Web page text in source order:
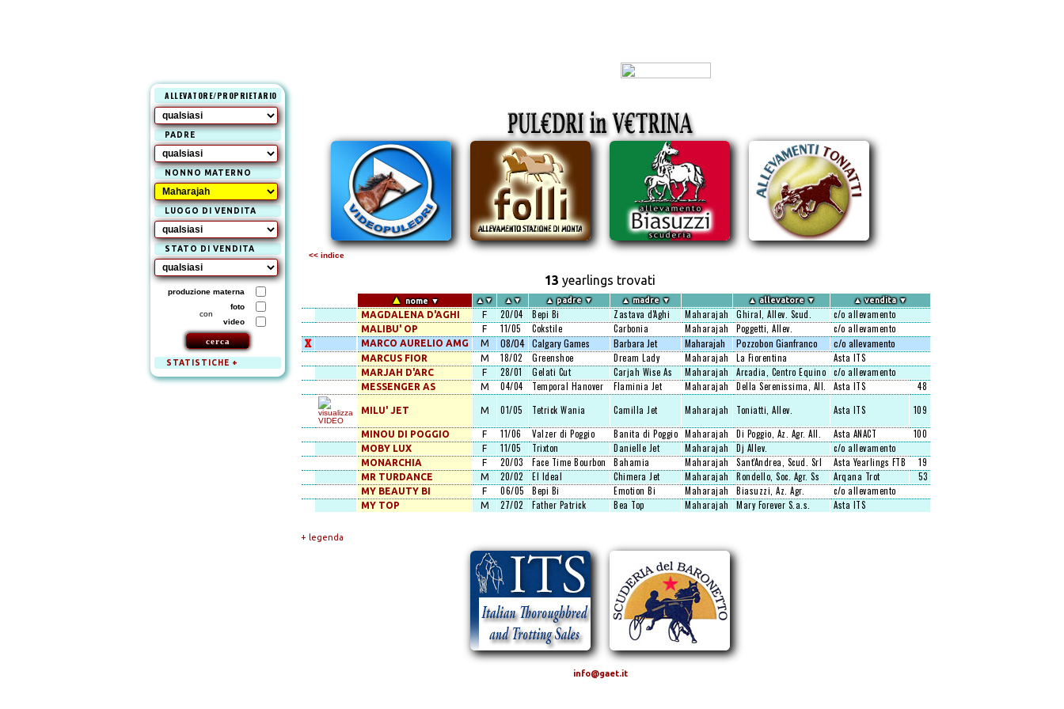
ALLEVATORE/PROPRIETARIO
PADRE
NONNO MATERNO
LUOGO DI VENDITA
STATO DI VENDITA
produzione materna
con
foto
video
STATISTICHE +
<< indice
13 yearlings trovati
▲ nome ▼ ▲▼ ▲▼ ▲ padre ▼ ▲ madre ▼ ▲ allevatore ▼ ▲vendita▼
MAGDALENA D'AGHI F 20/04 Bepi Bi Zastava d'Aghi Maharajah Ghiral, Allev. Scud. c/o allevamento
MALIBU' OP F 11/05 Cokstile Carbonia Maharajah Poggetti, Allev.
c/o allevamento
X
MARCO AURELIO AMG M 08/04 Calgary Games Barbara Jet Maharajah Pozzobon Gianfranco c/o allevamento
MARCUS FIOR M 18/02 Greenshoe Dream Lady Maharajah La Fiorentina Asta ITS
MARJAH D'ARC F 28/01 Gelati Cut Carjah Wise As Maharajah Arcadia, Centro Equino c/o allevamento
MESSENGER AS M 04/04 Temporal Hanover Flaminia Jet Maharajah Della Serenissima, All. Asta ITS 48
MILU' JET M 01/05 Tetrick Wania Camilla Jet Maharajah Toniatti, Allev. Asta ITS 109
MINOU DI POGGIO F 11/06 Valzer di Poggio Banita di Poggio Maharajah Di Poggio, Az. Agr. All. Asta ANACT 100
MOBY LUX F 11/05 Trixton Danielle Jet Maharajah Dj Allev. c/o allevamento
MONARCHIA F 20/03 Face Time Bourbon Bahamia Maharajah Sant'Andrea, Scud. Srl Asta Yearlings FTB 19
MR TURDANCE M 20/02 El Ideal Chimera Jet Maharajah Rondello, Soc. Agr. Ss Arqana Trot 53
MY BEAUTY BI F 06/05 Bepi Bi Emotion Bi Maharajah Biasuzzi, Az. Agr. c/o allevamento
MY TOP M 27/02 Father Patrick Bea Top Maharajah Mary Forever S.a.s. Asta ITS
+ legenda
info@gaet.it